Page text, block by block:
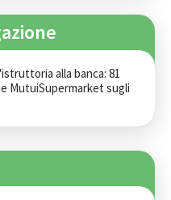
alla banca: 81
MutuiSupermarket sugli